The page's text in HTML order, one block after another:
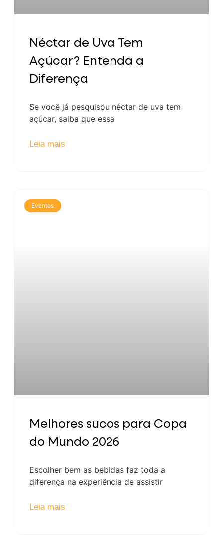
Néctar de Uva Tem
Açúcar? Entenda a
Diferença
Se você já pesquisou néctar de uva tem
açúcar, saiba que essa
Leia mais
Eventos
Melhores sucos para Copa
do Mundo 2026
Escolher bem as bebidas faz toda a
diferença na experiência de assistir
Leia mais